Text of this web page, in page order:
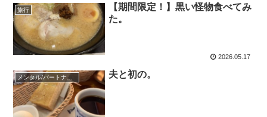
旅行
【期間限定！】黒い怪物食べてみ
た。
2026.05.17
メンタル/パートナーシップ 夫と初の。